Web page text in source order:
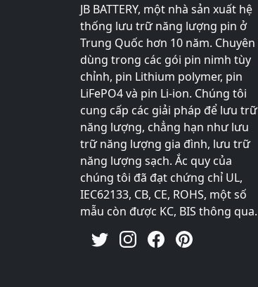
JB BATTERY, một nhà sản xuất hệ
thống lưu trữ năng lượng pin ở
Trung Quốc hơn 10 năm. Chuyên
dùng trong các gói pin nimh tùy
chỉnh, pin Lithium polymer, pin
LiFePO4 và pin Li-ion. Chúng tôi
cung cấp các giải pháp để lưu trữ
năng lượng, chẳng hạn như lưu
trữ năng lượng gia đình, lưu trữ
năng lượng sạch. Ắc quy của
chúng tôi đã đạt chứng chỉ UL,
IEC62133, CB, CE, ROHS, một số
mẫu còn được KC, BIS thông qua.